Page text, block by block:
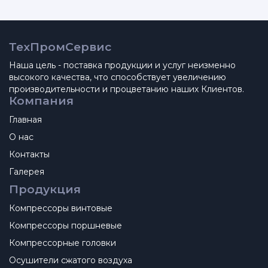
ТехПромСервис
Наша цель - поставка продукции и услуг неизменно
высокого качества, что способствует увеличению
производительности и процветанию наших Клиентов.
Компания
Главная
О нас
Контакты
Галерея
Продукция
Компрессоры винтовые
Компрессоры поршневые
Компрессорные головки
Осушители сжатого воздуха